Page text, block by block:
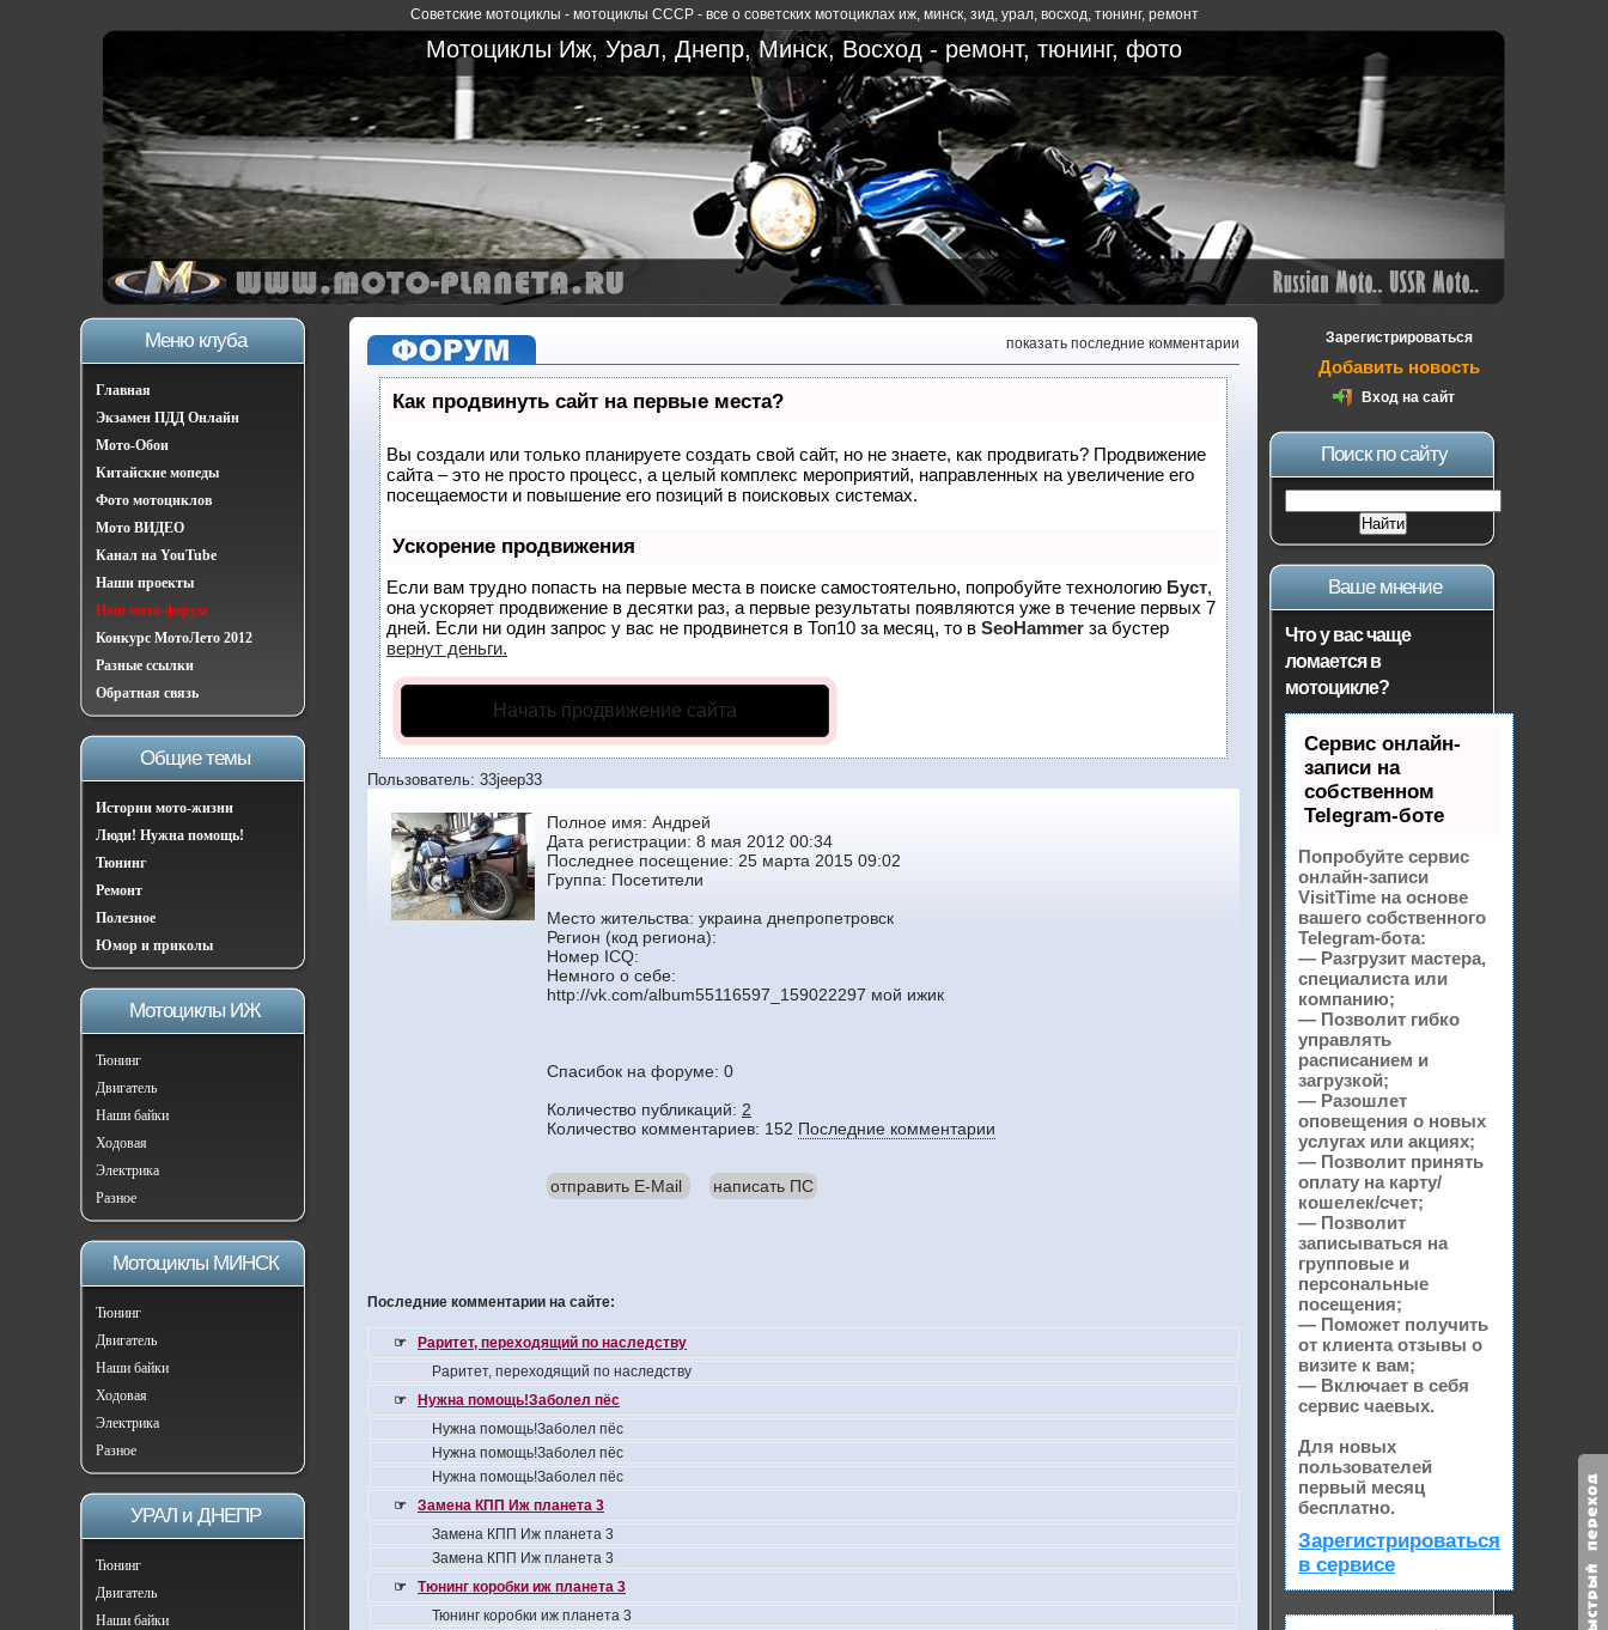
Советские мотоциклы - мотоциклы СССР - все о советских мотоциклах иж, минск, зид, урал, восход,тюнинг,ремонт
Мотоциклы Иж, Урал, Днепр, Минск, Восход - ремонт, тюнинг, фото
Меню клуба
Главная
Экзамен ПДД Онлайн
Мото-Обои
Китайские мопеды
Фото мотоциклов
Мото ВИДЕО
Канал на YouTube
Наши проекты
Наш мото-форум
Конкурс МотоЛето 2012
Разные ссылки
Обратная связь
Общие темы
Истории мото-жизни
Люди! Нужна помощь!
Тюнинг
Ремонт
Полезное
Юмор и приколы
Мотоциклы ИЖ
Тюнинг
Двигатель
Наши байки
Ходовая
Электрика
Разное
Мотоциклы МИНСК
Тюнинг
Двигатель
Наши байки
Ходовая
Электрика
Разное
УРАЛ и ДНЕПР
Тюнинг
Двигатель
Наши байки
показать последние комментарии
Как продвинуть сайт на первые места?
Вы создали или только планируете создать свой сайт, но не знаете, как продвигать? Продвижение
сайта – это не просто процесс, а целый комплекс мероприятий, направленных на увеличение его
посещаемости и повышение его позиций в поисковых системах.
Ускорение продвижения
Если вам трудно попасть на первые места в поиске самостоятельно, попробуйте технологию Буст,
она ускоряет продвижение в десятки раз, а первые результаты появляются уже в течение первых 7
дней. Если ни один запрос у вас не продвинется в Топ10 за месяц, то в SeoHammer за бустер
вернут деньги.
Начать продвижение сайта
Пользователь: 33jeep33
Полное имя: Андрей
Дата регистрации: 8 мая 2012 00:34
Последнее посещение: 25 марта 2015 09:02
Группа: Посетители
Место жительства: украина днепропетровск
Регион (код региона):
Номер ICQ:
Немного о себе:
http://vk.com/album55116597_159022297 мой ижик
Спасибок на форуме: 0
Количество публикаций: 2
Количество комментариев: 152 Последние комментарии
отправить E-Mail написать ПС
Последние комментарии на сайте:
☞
Раритет, переходящий по наследству
Раритет, переходящий по наследству
☞
Нужна помощь!Заболел пёс
Нужна помощь!Заболел пёс
Нужна помощь!Заболел пёс
Нужна помощь!Заболел пёс
☞
Замена КПП Иж планета 3
Замена КПП Иж планета 3
Замена КПП Иж планета 3
☞
Тюнинг коробки иж планета 3
Тюнинг коробки иж планета 3
Зарегистрироваться
Добавить новость
Вход на сайт
Поиск по сайту
Ваше мнение
Что у вас чаще
ломается в
мотоцикле?
Сервис онлайн-
записи на
собственном
Telegram-боте
Попробуйте сервис
онлайн-записи
VisitTime на основе
вашего собственного
Telegram-бота:
— Разгрузит мастера,
специалиста или
компанию;
— Позволит гибко
управлять
расписанием и
загрузкой;
— Разошлет
оповещения о новых
услугах или акциях;
— Позволит принять
оплату на карту/
кошелек/счет;
— Позволит
записываться на
групповые и
персональные
посещения;
— Поможет получить
от клиента отзывы о
визите к вам;
— Включает в себя
сервис чаевых.
Для новых
пользователей
первый месяц
бесплатно.
Зарегистрироваться
в сервисе